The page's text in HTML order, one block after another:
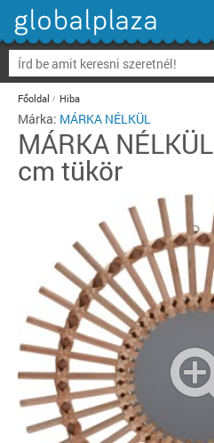
Főoldal Hiba
Márka: MÁRKA NÉLKÜL
MÁRKA NÉLKÜL
cm tükör